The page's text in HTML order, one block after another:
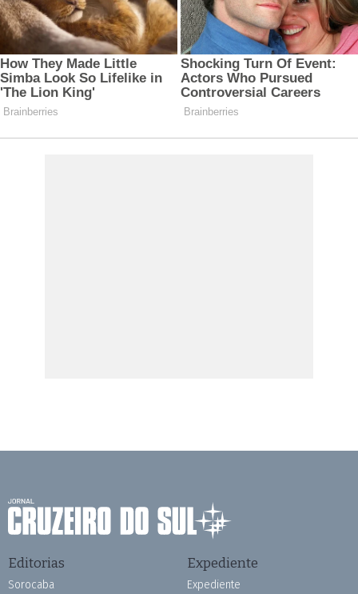
Editorias
Sorocaba
Expediente
Expediente